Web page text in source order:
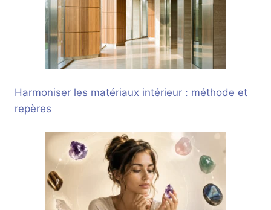
Harmoniser les matériaux intérieur : méthode et
repères